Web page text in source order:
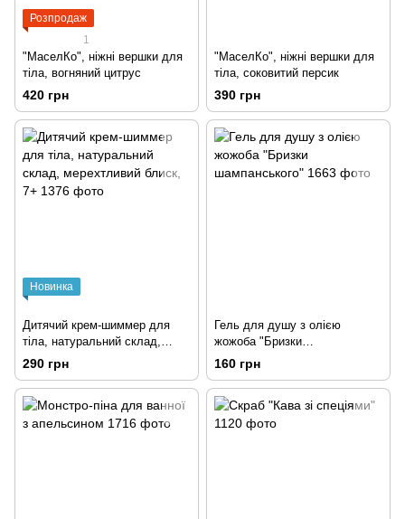
Розпродаж
1
"МаселКо", ніжні вершки для
тіла, вогняний цитрус
420 грн
"МаселКо", ніжні вершки для
тіла, соковитий персик
390 грн
Новинка
Дитячий крем-шиммер для
тіла, натуральний склад,
мерехтливий блиск, 7+
290 грн
Гель для душу з олією
жожоба "Бризки
шампанського"
160 грн